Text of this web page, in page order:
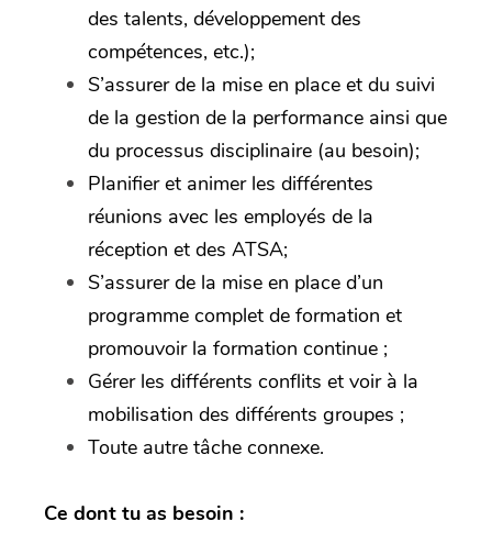
des talents, développement des
compétences, etc.);
S’assurer de la mise en place et du suivi
de la gestion de la performance ainsi que
du processus disciplinaire (au besoin);
Planifier et animer les différentes
réunions avec les employés de la
réception et des ATSA;
S’assurer de la mise en place d’un
programme complet de formation et
promouvoir la formation continue ;
Gérer les différents conflits et voir à la
mobilisation des différents groupes ;
Toute autre tâche connexe.
Ce dont tu as besoin :